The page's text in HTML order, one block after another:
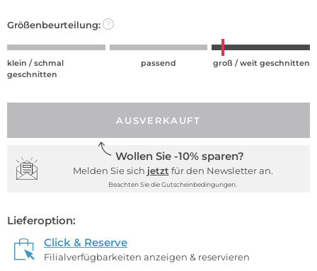
Größenbeurteilung: ?
klein / schmal
geschnitten
passend groß / weit geschnitten
AUSVERKAUFT
Wollen Sie -10% sparen?
Melden Sie sich jetzt für den Newsletter an.
Beachten Sie die Gutscheinbedingungen.
Lieferoption:
Click & Reserve
Filialverfügbarkeiten anzeigen & reservieren